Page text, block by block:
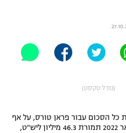
(גודל טקסט)
כל הסכום עבור פראן טורס, על אף
שמכרה אותו לברצלונה בינואר 2022 תמורת 46.3 מיליון ליש"ט,